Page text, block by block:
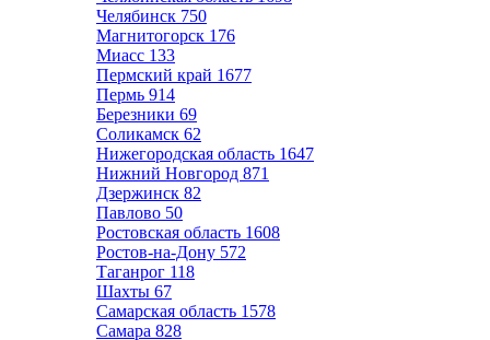
Челябинск 750
Магнитогорск 176
Миасс 133
Пермский край 1677
Пермь 914
Березники 69
Соликамск 62
Нижегородская область 1647
Нижний Новгород 871
Дзержинск 82
Павлово 50
Ростовская область 1608
Ростов-на-Дону 572
Таганрог 118
Шахты 67
Самарская область 1578
Самара 828